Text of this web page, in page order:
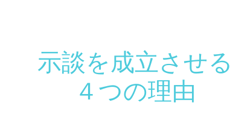
示談を成立させる
４つの理由